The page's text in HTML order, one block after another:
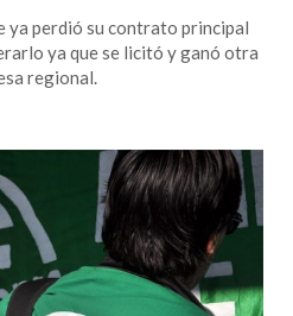
ya perdió su contrato principal
ya que se licitó y ganó otra
regional.